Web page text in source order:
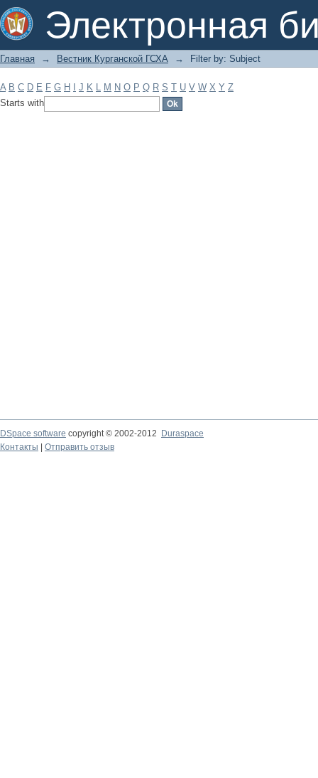
Электронная
Filter by: Subject
Главная → Вестник Курганской ГСХА → Filter by: Subject
A B C D E F G H J K L M N O P Q R S T U V W X Y Z
Starts with
DSpace software copyright © 2002-2012
Duraspace
Контакты
Отправить отзыв